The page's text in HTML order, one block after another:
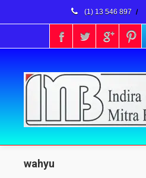
(1) 13 546 897 /
wahyu